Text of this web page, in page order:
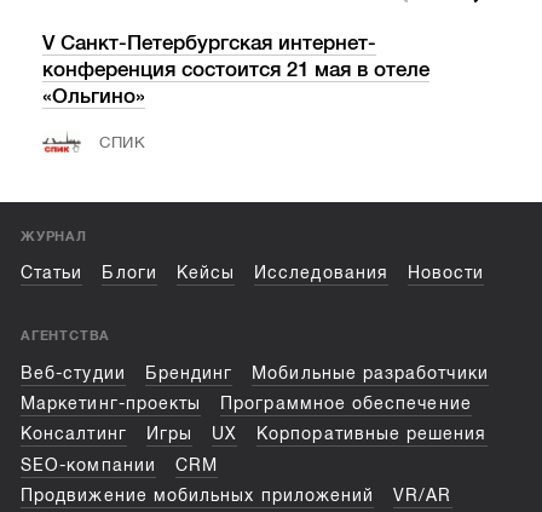
V Санкт-Петербургская интернет-
конференция состоится 21 мая в отеле
«Ольгино»
СПИК
ЖУРНАЛ
Статьи Блоги Кейсы Исследования Новости
АГЕНТСТВА
Веб-студии Брендинг
Мобильные разработчики
Маркетинг-проекты
Программное обеспечение
Консалтинг
Игры UX
Корпоративные решения
SEO-компании
CRM
Продвижение мобильных приложений
VR/AR